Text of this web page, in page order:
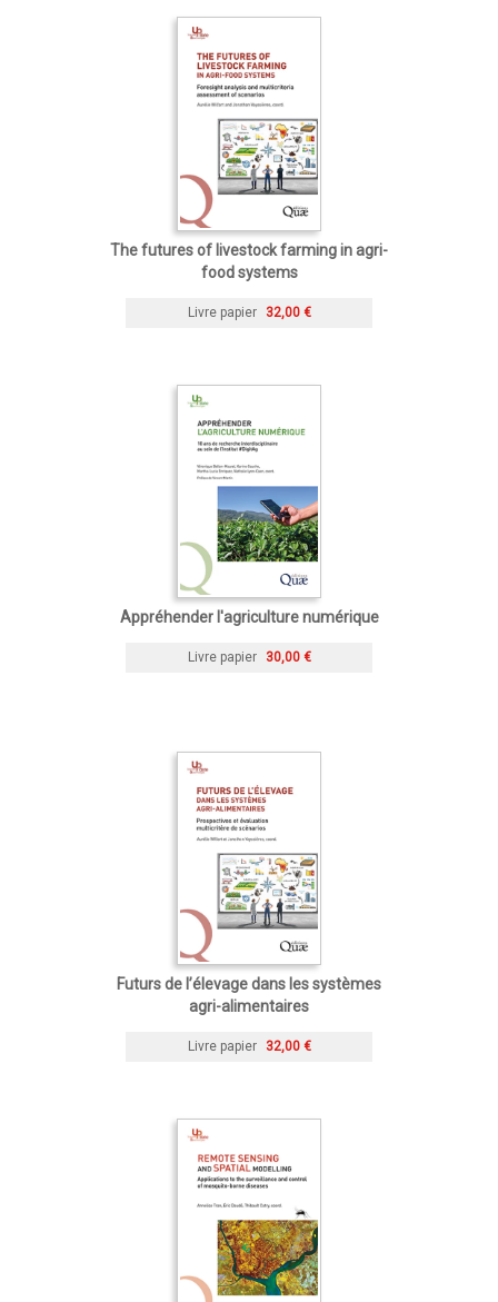
The futures of livestock farming in agri-
food systems
Livre papier 32,00 €
Appréhender l'agriculture numérique
Livre papier 30,00 €
Futurs de l’élevage dans les systèmes
agri-alimentaires
Livre papier 32,00 €